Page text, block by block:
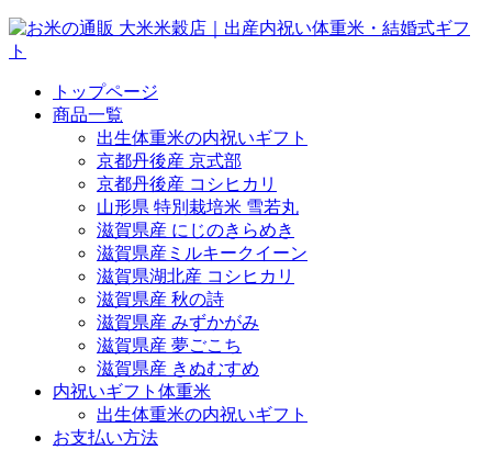
トップページ
商品一覧
出生体重米の内祝いギフト
京都丹後産 京式部
京都丹後産 コシヒカリ
山形県 特別栽培米 雪若丸
滋賀県産 にじのきらめき
滋賀県産ミルキークイーン
滋賀県湖北産 コシヒカリ
滋賀県産 秋の詩
滋賀県産 みずかがみ
滋賀県産 夢ごこち
滋賀県産 きぬむすめ
内祝いギフト体重米
出生体重米の内祝いギフト
お支払い方法